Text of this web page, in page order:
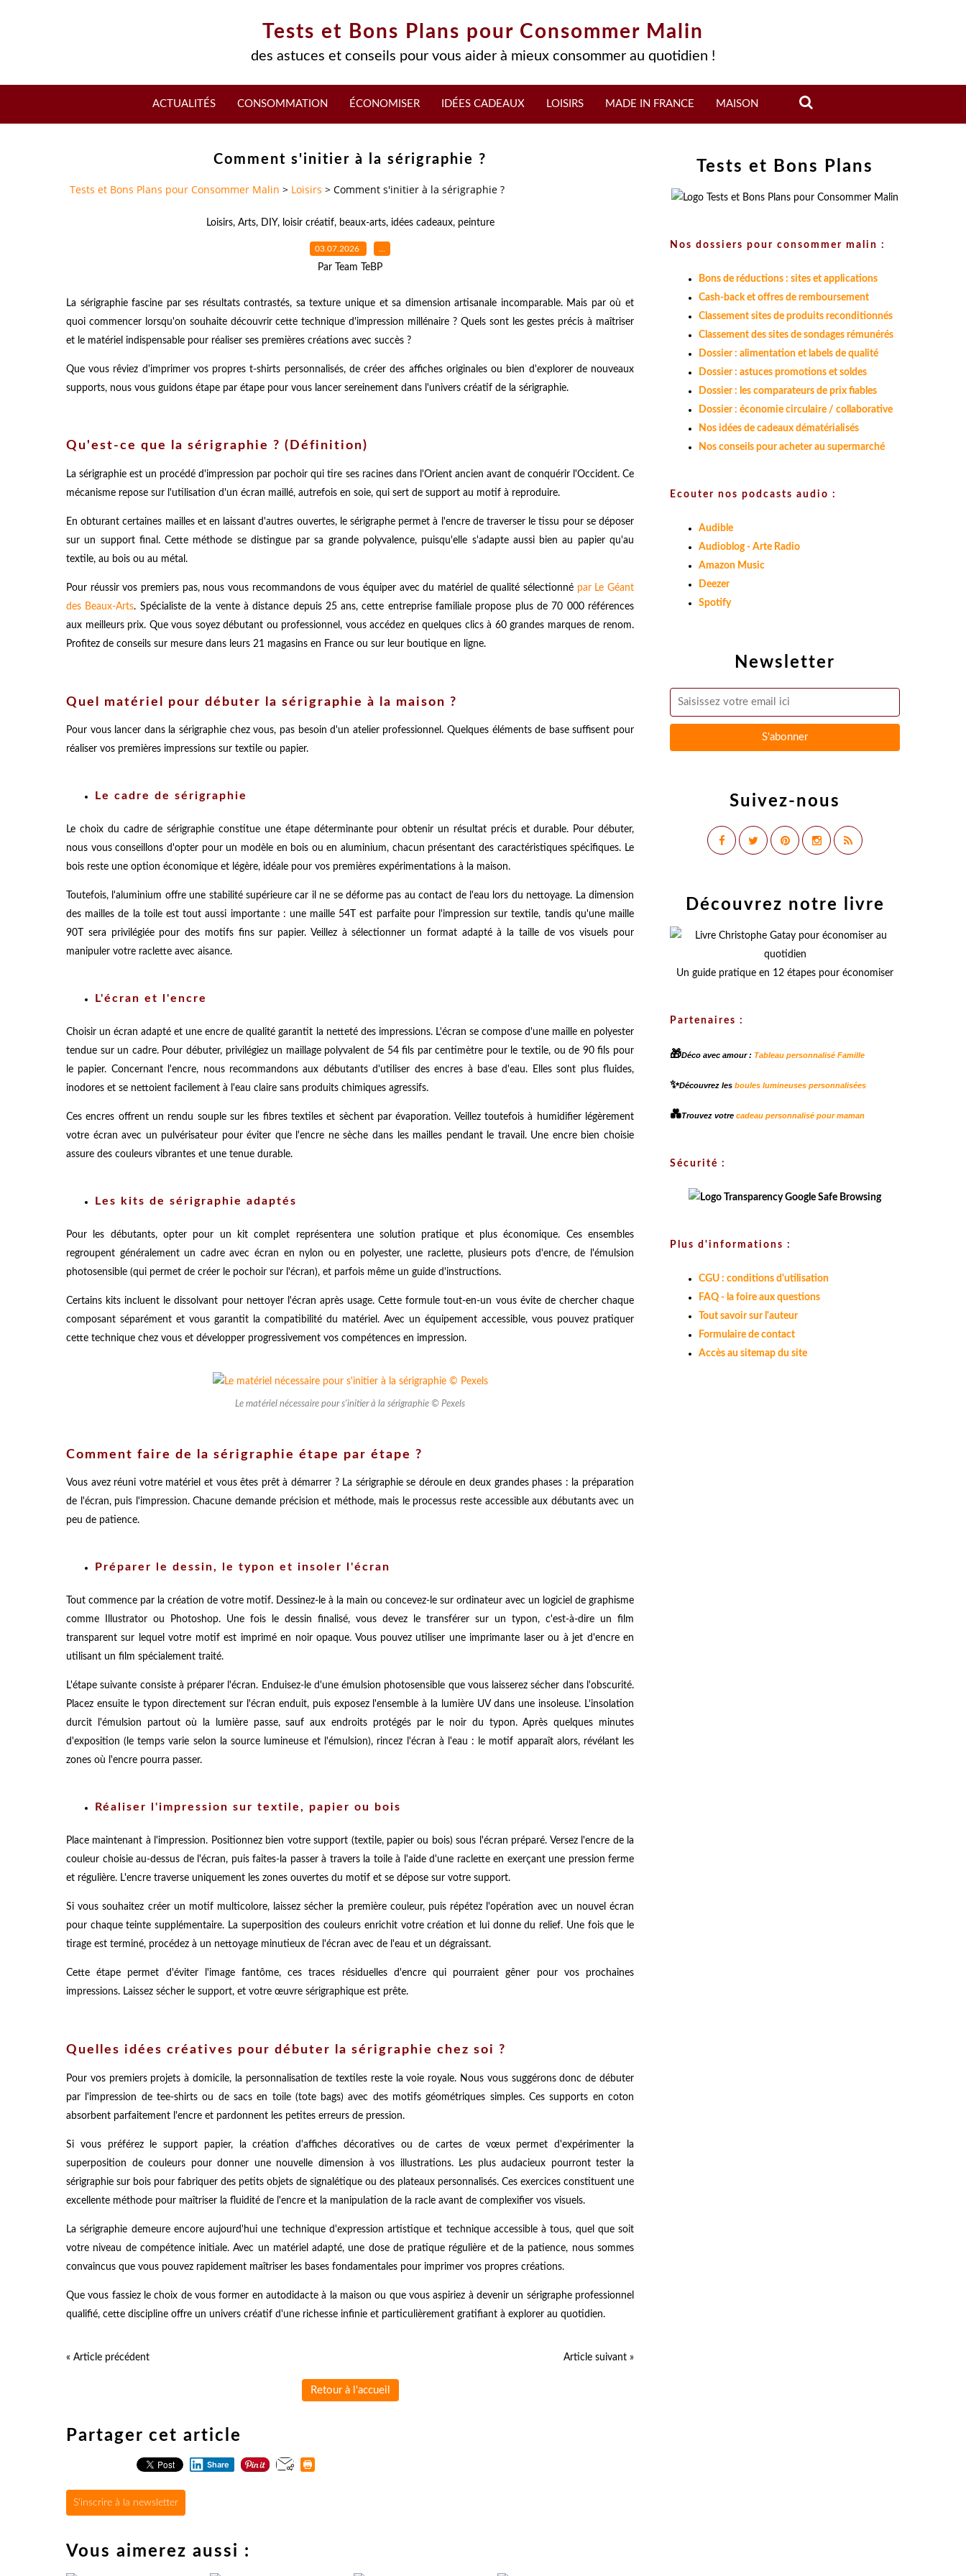
Tests et Bons Plans pour Consommer Malin
des astuces et conseils pour vous aider à mieux consommer au quotidien !
ACTUALITÉS CONSOMMATION ÉCONOMISER IDÉES CADEAUX LOISIRS MADE IN FRANCE MAISON
Comment s'initier à la sérigraphie ?
Tests et Bons Plans pour Consommer Malin > Loisirs > Comment s'initier à la sérigraphie ?
Loisirs, Arts, DIY, loisir créatif, beaux-arts, idées cadeaux, peinture
03.07.2026 …
Par Team TeBP
La sérigraphie fascine par ses résultats contrastés, sa texture unique et sa dimension artisanale incomparable. Mais par où et
quoi commencer lorsqu'on souhaite découvrir cette technique d'impression millénaire ? Quels sont les gestes précis à maîtriser
et le matériel indispensable pour réaliser ses premières créations avec succès ?
Que vous rêviez d'imprimer vos propres t-shirts personnalisés, de créer des affiches originales ou bien d'explorer de nouveaux
supports, nous vous guidons étape par étape pour vous lancer sereinement dans l'univers créatif de la sérigraphie.
Qu'est-ce que la sérigraphie ? (Définition)
La sérigraphie est un procédé d'impression par pochoir qui tire ses racines dans l'Orient ancien avant de conquérir l'Occident. Ce
mécanisme repose sur l'utilisation d'un écran maillé, autrefois en soie, qui sert de support au motif à reproduire.
En obturant certaines mailles et en laissant d'autres ouvertes, le sérigraphe permet à l'encre de traverser le tissu pour se déposer
sur un support final. Cette méthode se distingue par sa grande polyvalence, puisqu'elle s'adapte aussi bien au papier qu'au
textile, au bois ou au métal.
Pour réussir vos premiers pas, nous vous recommandons de vous équiper avec du matériel de qualité sélectionné par Le Géant
des Beaux-Arts. Spécialiste de la vente à distance depuis 25 ans, cette entreprise familiale propose plus de 70 000 références
aux meilleurs prix. Que vous soyez débutant ou professionnel, vous accédez en quelques clics à 60 grandes marques de renom.
Profitez de conseils sur mesure dans leurs 21 magasins en France ou sur leur boutique en ligne.
Quel matériel pour débuter la sérigraphie à la maison ?
Pour vous lancer dans la sérigraphie chez vous, pas besoin d'un atelier professionnel. Quelques éléments de base suffisent pour
réaliser vos premières impressions sur textile ou papier.
Le cadre de sérigraphie
Le choix du cadre de sérigraphie constitue une étape déterminante pour obtenir un résultat précis et durable. Pour débuter,
nous vous conseillons d'opter pour un modèle en bois ou en aluminium, chacun présentant des caractéristiques spécifiques. Le
bois reste une option économique et légère, idéale pour vos premières expérimentations à la maison.
Toutefois, l'aluminium offre une stabilité supérieure car il ne se déforme pas au contact de l'eau lors du nettoyage. La dimension
des mailles de la toile est tout aussi importante : une maille 54T est parfaite pour l'impression sur textile, tandis qu'une maille
90T sera privilégiée pour des motifs fins sur papier. Veillez à sélectionner un format adapté à la taille de vos visuels pour
manipuler votre raclette avec aisance.
L'écran et l'encre
Choisir un écran adapté et une encre de qualité garantit la netteté des impressions. L'écran se compose d'une maille en polyester
tendue sur un cadre. Pour débuter, privilégiez un maillage polyvalent de 54 fils par centimètre pour le textile, ou de 90 fils pour
le papier. Concernant l'encre, nous recommandons aux débutants d'utiliser des encres à base d'eau. Elles sont plus fluides,
inodores et se nettoient facilement à l'eau claire sans produits chimiques agressifs.
Ces encres offrent un rendu souple sur les fibres textiles et sèchent par évaporation. Veillez toutefois à humidifier légèrement
votre écran avec un pulvérisateur pour éviter que l'encre ne sèche dans les mailles pendant le travail. Une encre bien choisie
assure des couleurs vibrantes et une tenue durable.
Les kits de sérigraphie adaptés
Pour les débutants, opter pour un kit complet représentera une solution pratique et plus économique. Ces ensembles
regroupent généralement un cadre avec écran en nylon ou en polyester, une raclette, plusieurs pots d'encre, de l'émulsion
photosensible (qui permet de créer le pochoir sur l'écran), et parfois même un guide d'instructions.
Certains kits incluent le dissolvant pour nettoyer l'écran après usage. Cette formule tout-en-un vous évite de chercher chaque
composant séparément et vous garantit la compatibilité du matériel. Avec un équipement accessible, vous pouvez pratiquer
cette technique chez vous et développer progressivement vos compétences en impression.
Le matériel nécessaire pour s'initier à la sérigraphie © Pexels
Comment faire de la sérigraphie étape par étape ?
Vous avez réuni votre matériel et vous êtes prêt à démarrer ? La sérigraphie se déroule en deux grandes phases : la préparation
de l'écran, puis l'impression. Chacune demande précision et méthode, mais le processus reste accessible aux débutants avec un
peu de patience.
Préparer le dessin, le typon et insoler l'écran
Tout commence par la création de votre motif. Dessinez-le à la main ou concevez-le sur ordinateur avec un logiciel de graphisme
comme Illustrator ou Photoshop. Une fois le dessin finalisé, vous devez le transférer sur un typon, c'est-à-dire un film
transparent sur lequel votre motif est imprimé en noir opaque. Vous pouvez utiliser une imprimante laser ou à jet d'encre en
utilisant un film spécialement traité.
L'étape suivante consiste à préparer l'écran. Enduisez-le d'une émulsion photosensible que vous laisserez sécher dans l'obscurité.
Placez ensuite le typon directement sur l'écran enduit, puis exposez l'ensemble à la lumière UV dans une insoleuse. L'insolation
durcit l'émulsion partout où la lumière passe, sauf aux endroits protégés par le noir du typon. Après quelques minutes
d'exposition (le temps varie selon la source lumineuse et l'émulsion), rincez l'écran à l'eau : le motif apparaît alors, révélant les
zones où l'encre pourra passer.
Réaliser l'impression sur textile, papier ou bois
Place maintenant à l'impression. Positionnez bien votre support (textile, papier ou bois) sous l'écran préparé. Versez l'encre de la
couleur choisie au-dessus de l'écran, puis faites-la passer à travers la toile à l'aide d'une raclette en exerçant une pression ferme
et régulière. L'encre traverse uniquement les zones ouvertes du motif et se dépose sur votre support.
Si vous souhaitez créer un motif multicolore, laissez sécher la première couleur, puis répétez l'opération avec un nouvel écran
pour chaque teinte supplémentaire. La superposition des couleurs enrichit votre création et lui donne du relief. Une fois que le
tirage est terminé, procédez à un nettoyage minutieux de l'écran avec de l'eau et un dégraissant.
Cette étape permet d'éviter l'image fantôme, ces traces résiduelles d'encre qui pourraient gêner pour vos prochaines
impressions. Laissez sécher le support, et votre œuvre sérigraphique est prête.
Quelles idées créatives pour débuter la sérigraphie chez soi ?
Pour vos premiers projets à domicile, la personnalisation de textiles reste la voie royale. Nous vous suggérons donc de débuter
par l'impression de tee-shirts ou de sacs en toile (tote bags) avec des motifs géométriques simples. Ces supports en coton
absorbent parfaitement l'encre et pardonnent les petites erreurs de pression.
Si vous préférez le support papier, la création d'affiches décoratives ou de cartes de vœux permet d'expérimenter la
superposition de couleurs pour donner une nouvelle dimension à vos illustrations. Les plus audacieux pourront tester la
sérigraphie sur bois pour fabriquer des petits objets de signalétique ou des plateaux personnalisés. Ces exercices constituent une
excellente méthode pour maîtriser la fluidité de l'encre et la manipulation de la racle avant de complexifier vos visuels.
La sérigraphie demeure encore aujourd'hui une technique d'expression artistique et technique accessible à tous, quel que soit
votre niveau de compétence initiale. Avec un matériel adapté, une dose de pratique régulière et de la patience, nous sommes
convaincus que vous pouvez rapidement maîtriser les bases fondamentales pour imprimer vos propres créations.
Que vous fassiez le choix de vous former en autodidacte à la maison ou que vous aspiriez à devenir un sérigraphe professionnel
qualifié, cette discipline offre un univers créatif d'une richesse infinie et particulièrement gratifiant à explorer au quotidien.
« Article précédent Article suivant »
Retour à l'accueil
Partager cet article
Share
S'inscrire à la newsletter
Vous aimerez aussi :
Newsletter
Suivez-nous
Tests et Bons Plans
Nos dossiers pour consommer malin :
Bons de réductions : sites et applications
Cash-back et offres de remboursement
Classement sites de produits reconditionnés
Classement des sites de sondages rémunérés
Dossier : alimentation et labels de qualité
Dossier : astuces promotions et soldes
Dossier : les comparateurs de prix fiables
Dossier : économie circulaire / collaborative
Nos idées de cadeaux dématérialisés
Nos conseils pour acheter au supermarché
Ecouter nos podcasts audio :
Audible
Audioblog - Arte Radio
Amazon Music
Deezer
Spotify
Découvrez notre livre
Un guide pratique en 12 étapes pour économiser
Partenaires :
🎁Déco avec amour : Tableau personnalisé Famille
✨Découvrez les boules lumineuses personnalisées
💑Trouvez votre cadeau personnalisé pour maman
Sécurité :
Plus d'informations :
CGU : conditions d'utilisation
FAQ - la foire aux questions
Tout savoir sur l'auteur
Formulaire de contact
Accès au sitemap du site